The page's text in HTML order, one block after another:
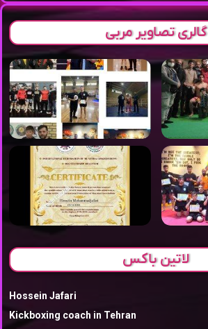
گالری تصاویر مربی
لاتین باکس
Hossein Jafari
Kickboxing coach in Tehran